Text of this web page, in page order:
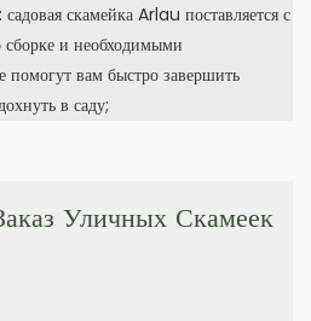
скамейка Arlau поставляется с
и необходимыми
помогут вам быстро завершить
в саду;
Уличных Скамеек